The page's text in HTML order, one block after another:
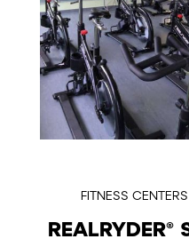
FITNESS
REALRYDER®